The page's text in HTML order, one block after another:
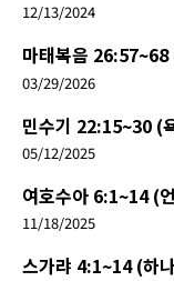
12/13/2024
마태복음 26:57~68
03/29/2026
민수기 22:15~30 (
05/12/2025
여호수아 6:1~14 (
11/18/2025
스가랴 4:1~14 (하